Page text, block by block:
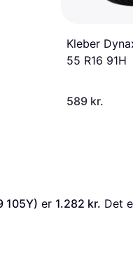
Kleber
55 R16 91H
589 kr.
105Y) er 1.282 kr. Det